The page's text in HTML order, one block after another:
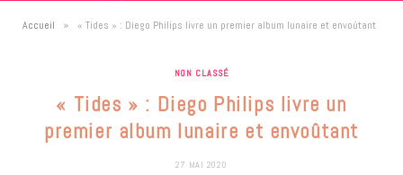
Accueil » « Tides » : Diego Philips livre un premier album lunaire et envoûtant
NON CLASSÉ
« Tides » : Diego Philips livre un
premier album lunaire et envoûtant
27 MAI 2020